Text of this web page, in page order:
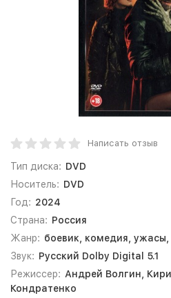
Написать отзыв
Тип диска: DVD
Носитель: DVD
Год: 2024
Страна: Россия
Жанр: боевик, комедия, ужасы,
Звук: Русский Dolby Digital 5.1
Режиссер: Андрей Волгин,
Кондратенко